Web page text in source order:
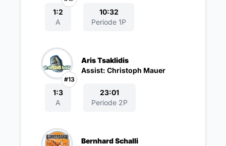
1:2
A
10:32
Periode 1P
#13
Aris Tsaklidis
Assist: Christoph Mauer
1:3
A
23:01
Periode 2P
Bernhard Schalli